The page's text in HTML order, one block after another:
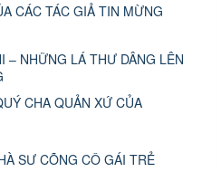
CÁC TÁC GIẢ TIN MỪNG
– NHỮNG LÁ THƯ DÂNG LÊN
CHA QUẢN XỨ CỦA
SƯ CÕNG CÔ GÁI TRẺ